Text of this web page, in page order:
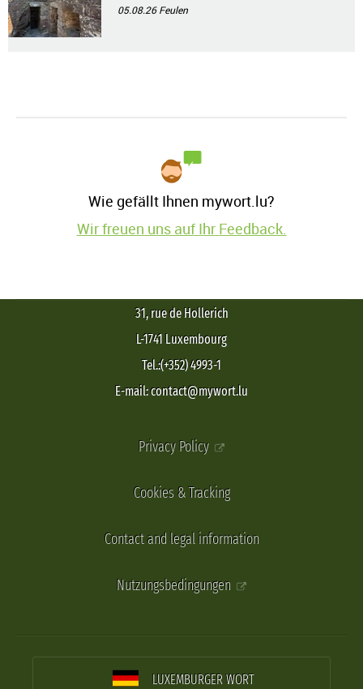
05.08.26Feulen
Wie gefällt Ihnen mywort.lu?
Wir freuen uns auf Ihr Feedback.
31, rue de Hollerich
L-1741 Luxembourg
Tel.:(+352) 4993-1
E-mail: contact@mywort.lu
Privacy Policy
Cookies & Tracking
Contact and legal information
Nutzungsbedingungen
LUXEMBURGER WORT